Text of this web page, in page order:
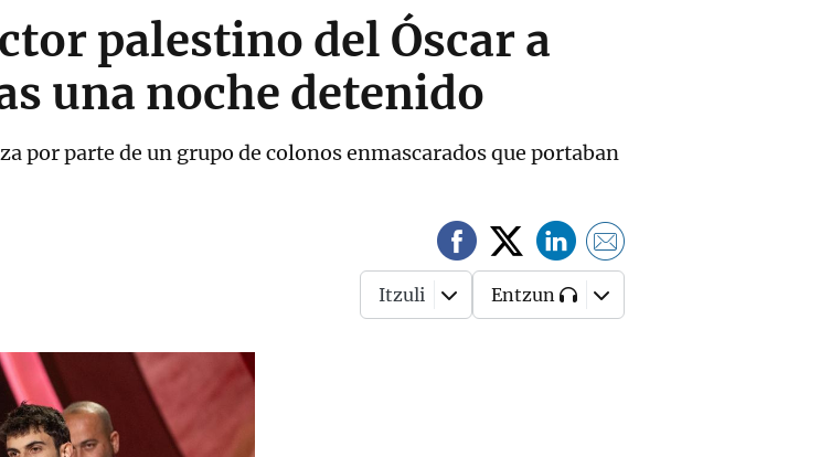
palestino del Óscar a
una noche detenido
por parte de un grupo de colonos enmascarados que portaban
Itzuli Entzun